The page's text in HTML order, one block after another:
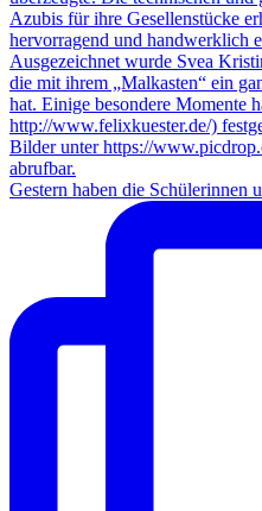
Gestern haben die Schülerinnen